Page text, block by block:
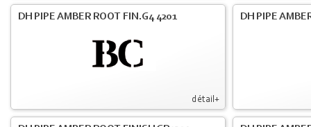
détail+
DH PIPE AMBER ROOT FIN.G4 4201 DH PIPE